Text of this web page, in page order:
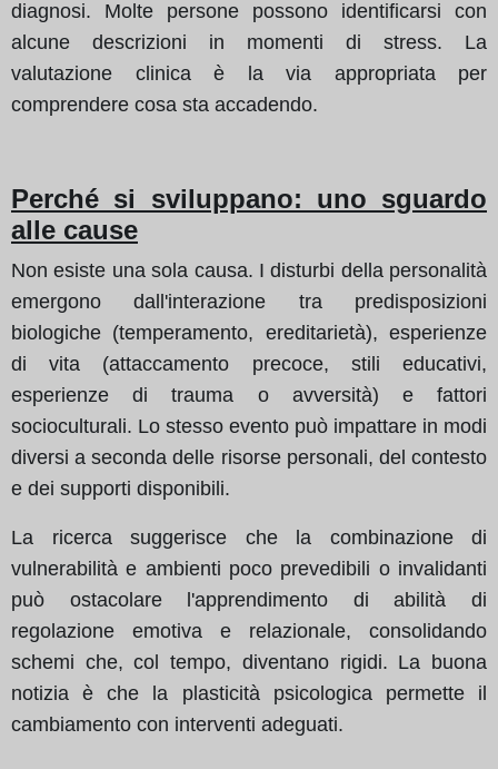
diagnosi. Molte persone possono identificarsi con
alcune descrizioni in momenti di stress. La
valutazione clinica è la via appropriata per
comprendere cosa sta accadendo.
Perché si sviluppano: uno sguardo
alle cause
Non esiste una sola causa. I disturbi della personalità
emergono dall'interazione tra predisposizioni
biologiche (temperamento, ereditarietà), esperienze
di vita (attaccamento precoce, stili educativi,
esperienze di trauma o avversità) e fattori
socioculturali. Lo stesso evento può impattare in modi
diversi a seconda delle risorse personali, del contesto
e dei supporti disponibili.
La ricerca suggerisce che la combinazione di
vulnerabilità e ambienti poco prevedibili o invalidanti
può ostacolare l'apprendimento di abilità di
regolazione emotiva e relazionale, consolidando
schemi che, col tempo, diventano rigidi. La buona
notizia è che la plasticità psicologica permette il
cambiamento con interventi adeguati.